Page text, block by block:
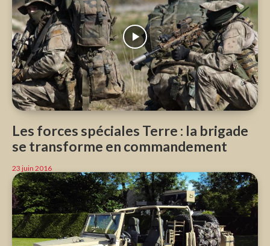
Les forces spéciales Terre : la brigade
se transforme en commandement
23 juin 2016